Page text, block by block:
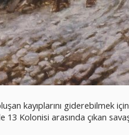
kayıplarını giderebilmek
Kolonisi arasında çıkan